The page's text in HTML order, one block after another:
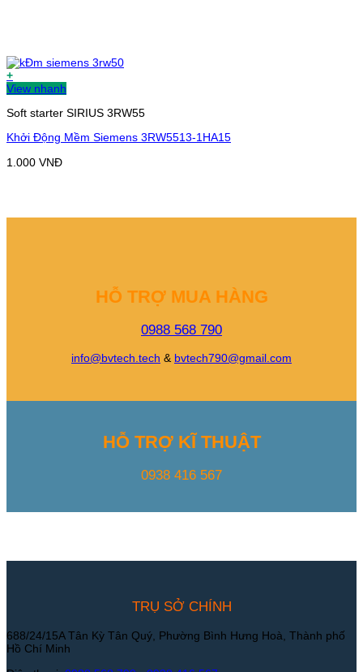
+
View nhanh
Soft starter SIRIUS 3RW55
Khởi Động Mềm Siemens 3RW5513-1HA15
1.000 VNĐ
HỖ TRỢ MUA HÀNG
0988 568 790
info@bvtech.tech & bvtech790@gmail.com
HỖ TRỢ KĨ THUẬT
0938 416 567
TRỤ SỞ CHÍNH
688/24/15A Tân Kỳ Tân Quý, Phường Bình Hưng Hoà, Thành phố
Hồ Chí Minh